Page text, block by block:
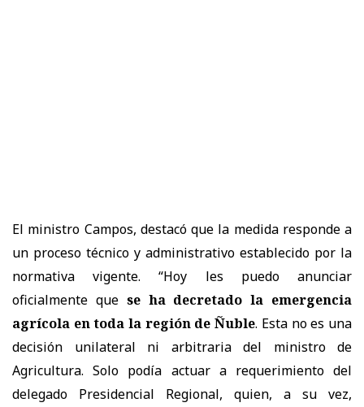
El ministro Campos, destacó que la medida responde a
un proceso técnico y administrativo establecido por la
normativa vigente. “Hoy les puedo anunciar
oficialmente que se ha decretado la emergencia
agrícola en toda la región de Ñuble. Esta no es una
decisión unilateral ni arbitraria del ministro de
Agricultura. Solo podía actuar a requerimiento del
delegado Presidencial Regional, quien, a su vez,